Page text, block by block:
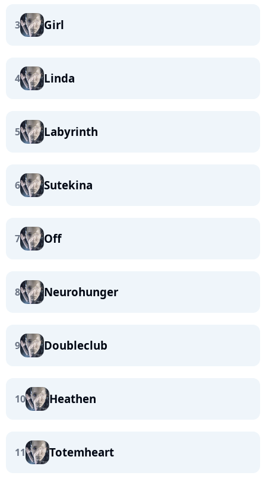
3 Girl
4 Linda
5 Labyrinth
6 Sutekina
7 Off
8 Neurohunger
9 Doubleclub
10 Heathen
11 Totemheart